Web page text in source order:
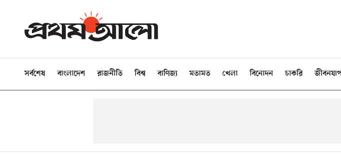
সর্বশেষ বাংলাদেশ রাজনীতি বিশ্ব বাণিজ্য মতামত খেলা বিনোদন চাকরি